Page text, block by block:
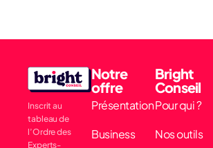
Inscrit au
tableau de
l’Ordre des
Experts-
Notre
offre
Présentation
Business
Bright
Conseil
Pour qui ?
Nos outils